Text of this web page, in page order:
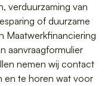
verduurzaming van
of duurzame
Maatwerkfinanciering
aanvraagformulier
nemen wij contact
en te horen wat voor